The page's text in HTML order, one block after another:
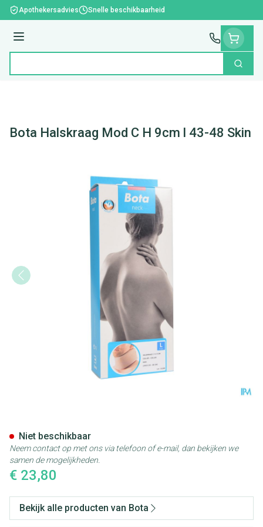
Ga naar de inhoud
Apothekersadvies Snelle beschikbaarheid
Menu
Zoek
Bota Halskraag Mod C H 9cm l 43-48 Skin
€ 23,80
Niet beschikbaar
Neem contact op met ons via telefoon of e-mail, dan bekijken we
samen de mogelijkheden.
Bekijk alle producten van Bota